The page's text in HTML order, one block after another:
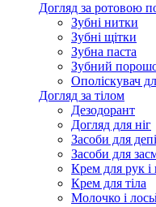
Догляд за ротовою
Зубні нитки
Зубні щітки
Зубна паста
Зубний
Ополіскувач
Догляд за тілом
Дезодорант
Догляд для ніг
Засоби для
Засоби для
Крем для рук і
Крем для тіла
Молочко і